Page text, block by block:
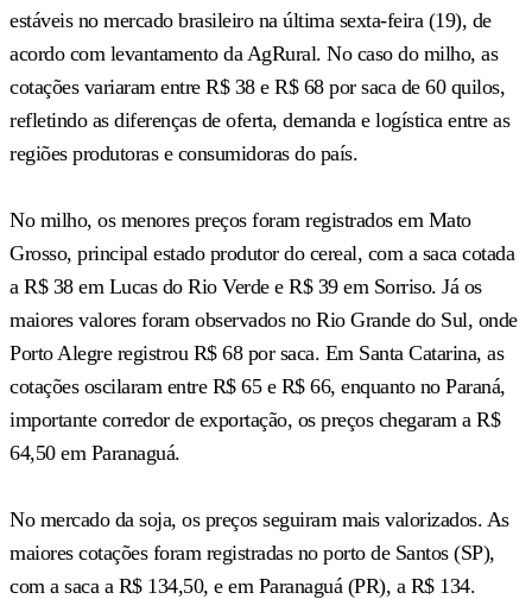
estáveis no mercado brasileiro na última sexta-feira (19), de
acordo com levantamento da AgRural. No caso do milho, as
cotações variaram entre R$ 38 e R$ 68 por saca de 60 quilos,
refletindo as diferenças de oferta, demanda e logística entre as
regiões produtoras e consumidoras do país.
No milho, os menores preços foram registrados em Mato
Grosso, principal estado produtor do cereal, com a saca cotada
a R$ 38 em Lucas do Rio Verde e R$ 39 em Sorriso. Já os
maiores valores foram observados no Rio Grande do Sul, onde
Porto Alegre registrou R$ 68 por saca. Em Santa Catarina, as
cotações oscilaram entre R$ 65 e R$ 66, enquanto no Paraná,
importante corredor de exportação, os preços chegaram a R$
64,50 em Paranaguá.
No mercado da soja, os preços seguiram mais valorizados. As
maiores cotações foram registradas no porto de Santos (SP),
com a saca a R$ 134,50, e em Paranaguá (PR), a R$ 134.